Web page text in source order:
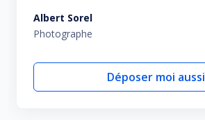
Albert Sorel
Photographe
Déposer moi aussi